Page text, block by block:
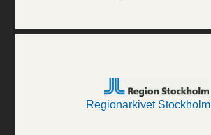
Regionarkivet Stockholm